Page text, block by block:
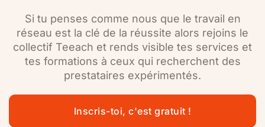
Si tu penses comme nous que le travail en
réseau est la clé de la réussite alors rejoins le
collectif Teeach et rends visible tes services et
tes formations à ceux qui recherchent des
prestataires expérimentés.
Inscris-toi, c'est gratuit !